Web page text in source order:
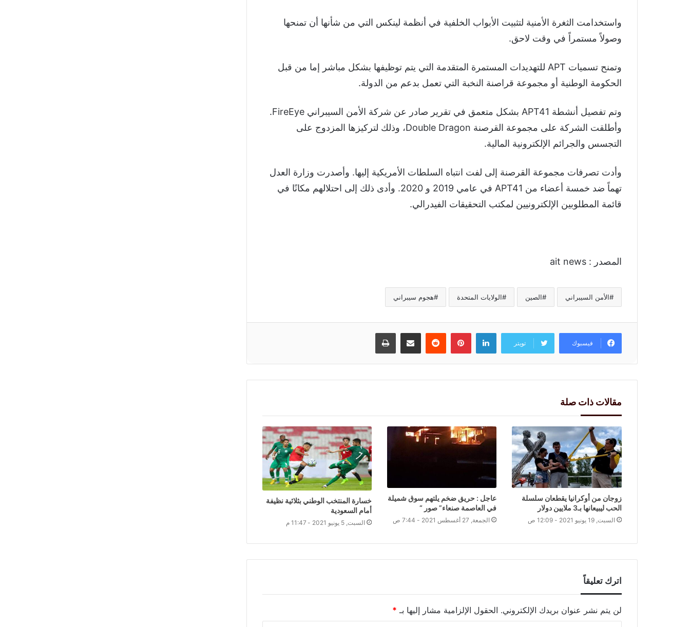
واستخدامت الثغرة الأمنية لتثبيت الأبواب الخلفية في أنظمة لينكس التي من شأنها أن تمنحها
وصولاً مستمراً في وقت لاحق.
وتمنح تسميات APT للتهديدات المستمرة المتقدمة التي يتم توظيفها بشكل مباشر إما من قبل
الحكومة الوطنية أو مجموعة قراصنة النخبة التي تعمل بدعم من الدولة.
وتم تفصيل أنشطة APT41 بشكل متعمق في تقرير صادر عن شركة الأمن السيبراني FireEye.
وأطلقت الشركة على مجموعة القرصنة Double Dragon، وذلك لتركيزها المزدوج على
التجسس والجرائم الإلكترونية المالية.
وأدت تصرفات مجموعة القرصنة إلى لفت انتباه السلطات الأمريكية إليها. وأصدرت وزارة العدل
تهماً ضد خمسة أعضاء من APT41 في عامي 2019 و 2020. وأدى ذلك إلى احتلالهم مكانًا في
قائمة المطلوبين الإلكترونيين لمكتب التحقيقات الفيدرالي.
المصدر : ait news
الأمن السيبراني الصين الولايات المتحدة هجوم سيبراني
فيسبوك تويتر
لينكدإنبينتيريست
‏Reddit مشاركة عبر البريد طباعة
مقالات ذات صلة
زوجان من أوكرانيا يقطعان سلسلة
الحب ليبيعانها بـ3 ملايين دولار
السبت, 19 يونيو 2021 - 12:09 ص
عاجل : حريق ضخم يلتهم سوق شميلة
في العاصمة صنعاء” صور “
الجمعة, 27 أغسطس 2021 - 7:44 ص
خسارة المنتخب الوطني بثلاثية نظيفة
أمام السعودية
السبت, 5 يونيو 2021 - 11:47 م
اترك تعليقاً
لن يتم نشر عنوان بريدك الإلكتروني. الحقول الإلزامية مشار إليها بـ *